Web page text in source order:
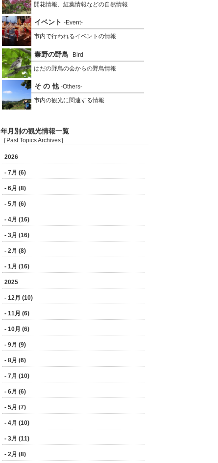
開花情報、紅葉情報などの自然情報
イベント-Event-
市内で行われるイベントの情報
秦野の野鳥-Bird-
はだの野鳥の会からの野鳥情報
そ の 他-Others-
市内の観光に関連する情報
年月別の観光情報一覧
［Past Topics Archives］
2026
- 7月 (6)
- 6月 (8)
- 5月 (6)
- 4月 (16)
- 3月 (16)
- 2月 (8)
- 1月 (16)
2025
- 12月 (10)
- 11月 (6)
- 10月 (6)
- 9月 (9)
- 8月 (6)
- 7月 (10)
- 6月 (6)
- 5月 (7)
- 4月 (10)
- 3月 (11)
- 2月 (8)